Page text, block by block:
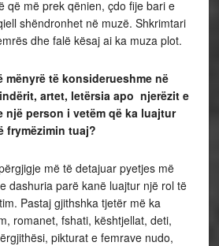
prek qënien, çdo fije bari e
shëndronhet në muzë. Shkrimtari
dhe falë kësaj ai ka muza plot.
mënyrë të konsiderueshme në
artet, letërsia apo njerëzit e
një person i vetëm që ka luajtur
frymëzimin tuaj?
më të detajuar pyetjes më
dashuria parë kanë luajtur një rol të
Pastaj gjithshka tjetër më ka
romanet, fshati, kështjellat, deti,
pikturat e femrave nudo,